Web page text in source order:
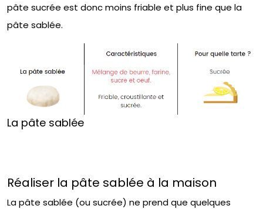
pâte sucrée est donc moins friable et plus fine que la
pâte sablée.
La pâte sablée
Réaliser la pâte sablée à la maison
La pâte sablée (ou sucrée) ne prend que quelques